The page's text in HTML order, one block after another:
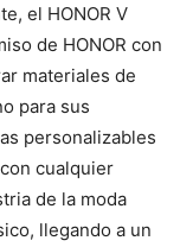
el HONOR V
de HONOR con
materiales de
para sus
personalizables
cualquier
de la moda
llegando a un